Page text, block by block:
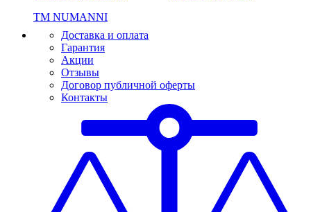
ТМ NUMANNI
Доставка и оплата
Гарантия
Акции
Отзывы
Договор публичной оферты
Контакты